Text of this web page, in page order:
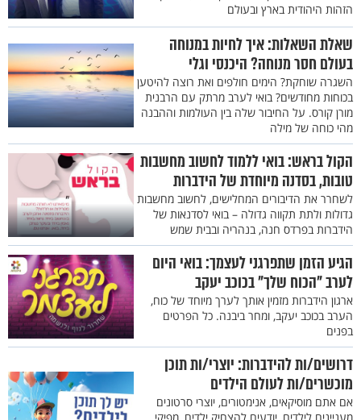
הזהות היהודית בארץ ובעולם
שאלת השאלות: איך לחיות במנוחה
בעולם חסר מנוחה? היכנסי וגלי
השגרה שוחקת? הימים חולפים ואת רוצה להיטען
בכוחות מחודשים? בואי לערב מרתק עם הרבנית
מורן קורס. על החיבור שלה בין העולמות וההבנה
מהי כוחה של מילה
הקול בראש: בואי ללמוד לחשוב מחשבות
טובות, בסדנה מיוחדת של הידברות
לשחרר את הדיבורים המחלישים, לחשוב מחשבות
גדולות ולתת תקווה גדולה – בואי לסדנאות של
הידברות בפרדס חנה, בנהריה ובבית שמש
הגיע הזמן שתפרגני לעצמך: בואי היום
לערב "הכוח שלך" בכוכב יעקב
ארגון הידברות מזמין אותך לערך מיוחד של כוח,
הערב בכוכב יעקב, ומחר ביבנה. כל הפרטים
בפנים
דרושים/ות להידברות: יוצרי/ות תוכן
מוכשרים/ות לעולם הילדים
אם אתם מוסיקאים, אנימטורים, יוצרי סרטונים